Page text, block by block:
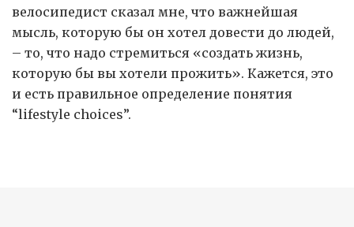
велосипедист сказал мне, что важнейшая
мысль, которую бы он хотел довести до людей,
– то, что надо стремиться «создать жизнь,
которую бы вы хотели прожить». Кажется, это
и есть правильное определение понятия
“lifestyle choices”.